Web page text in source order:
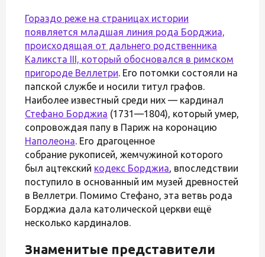
Гораздо реже на страницах истории
появляется младшая линия рода Борджиа,
происходящая от дальнего родственника
Каликста III, который обосновался в римском
пригороде Веллетри. Его потомки состояли на
папской службе и носили титул графов.
Наиболее известный среди них — кардинал
Стефано Борджиа (1731—1804), который умер,
сопровождая папу в Париж на коронацию
Наполеона. Его драгоценное
собрание рукописей, жемчужиной которого
был ацтекский кодекс Борджиа, впоследствии
поступило в основанный им музей древностей
в Веллетри. Помимо Стефано, эта ветвь рода
Борджиа дала католической церкви ещё
несколько кардиналов.
Знаменитые представители